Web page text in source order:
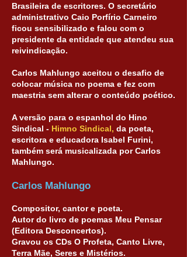
Brasileira de escritores. O secretário
administrativo Caio Porfírio Carneiro
ficou sensibilizado e falou com o
presidente da entidade que atendeu sua
reivindicação.
Carlos Mahlungo aceitou o desafio de
colocar música no poema e fez com
maestria sem alterar o conteúdo poético.
A versão para o espanhol do Hino
Sindical - Himno Sindical, da poeta,
escritora e educadora Isabel Furini,
também será musicalizada por Carlos
Mahlungo.
Carlos Mahlungo
Compositor, cantor e poeta.
Autor do livro de poemas Meu Pensar
(Editora Desconcertos).
Gravou os CDs O Profeta, Canto Livre,
Terra Mãe, Seres e Mistérios.